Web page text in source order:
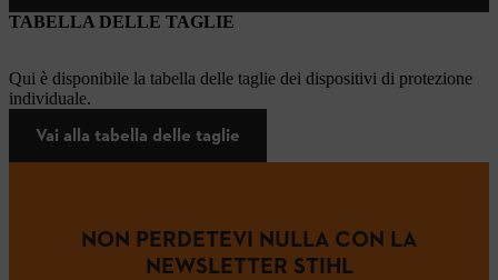
TABELLA DELLE TAGLIE
Qui è disponibile la tabella delle taglie dei dispositivi di protezione
individuale.
Vai alla tabella delle taglie
NON PERDETEVI NULLA CON LA
NEWSLETTER STIHL